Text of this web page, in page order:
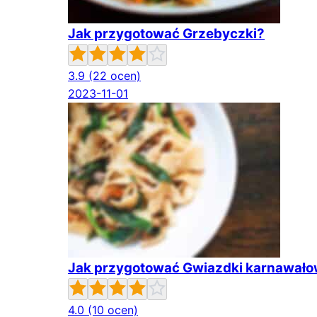
Jak przygotować Grzebyczki?
3.9 (22 ocen)
2023-11-01
Jak przygotować Gwiazdki
4.0 (10 ocen)